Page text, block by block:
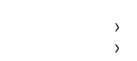
& downloads